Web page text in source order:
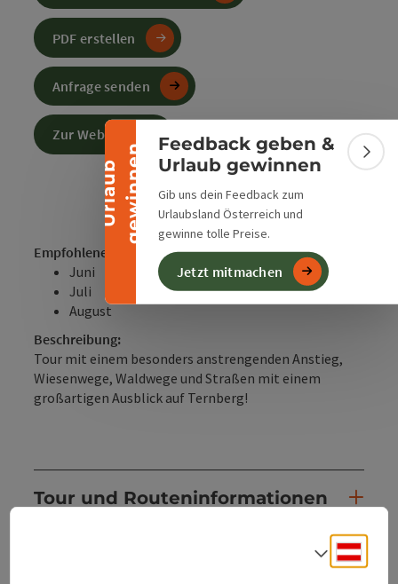
U
r
l
a
u
b
g
e
w
i
n
n
en
Banner einklappen
Feedback geben &
Urlaub gewinnen
Gib uns dein Feedback zum
Urlaubsland Österreich und
gewinne tolle Preise.
Jetzt mitmachen
Empfohlene Jahreszeiten:
Juni
Juli
August
Beschreibung:
Tour mit einem besonders anstrengenden Anstieg,
Wiesenwege, Waldwege und Straßen mit einem
großartigen Ausblick auf Ternberg!
Tour und Routeninformationen
PDF erstellen
Anfrage senden
Zur Website